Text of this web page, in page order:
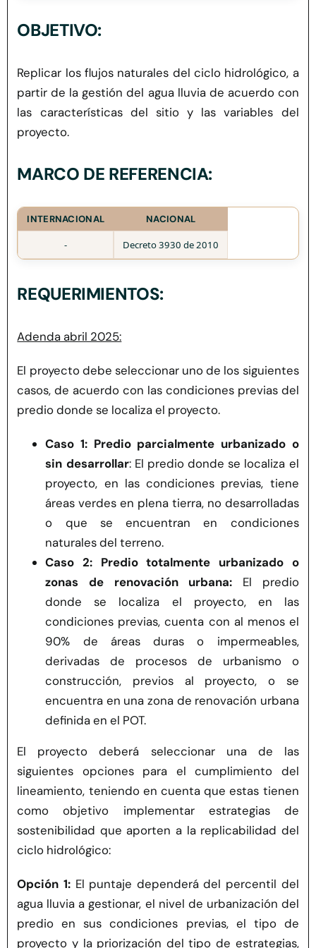
Usuario de Vivienda
OBJETIVO:
Replicar los flujos naturales del ciclo hidrológico, a
partir de la gestión del agua lluvia de acuerdo con
las características del sitio y las variables del
proyecto.
MARCO DE REFERENCIA:
INTERNACIONAL NACIONAL
- Decreto 3930 de 2010
REQUERIMIENTOS:
Adenda abril 2025:
El proyecto debe seleccionar uno de los siguientes
casos, de acuerdo con las condiciones previas del
predio donde se localiza el proyecto.
Caso 1: Predio parcialmente urbanizado o
sin desarrollar: El predio donde se localiza el
proyecto, en las condiciones previas, tiene
áreas verdes en plena tierra, no desarrolladas
o que se encuentran en condiciones
naturales del terreno.
Caso 2: Predio totalmente urbanizado o
zonas de renovación urbana: El predio
donde se localiza el proyecto, en las
condiciones previas, cuenta con al menos el
90% de áreas duras o impermeables,
derivadas de procesos de urbanismo o
construcción, previos al proyecto, o se
encuentra en una zona de renovación urbana
definida en el POT.
El proyecto deberá seleccionar una de las
siguientes opciones para el cumplimiento del
lineamiento, teniendo en cuenta que estas tienen
como objetivo implementar estrategias de
sostenibilidad que aporten a la replicabilidad del
ciclo hidrológico:
Opción 1: El puntaje dependerá del percentil del
agua lluvia a gestionar, el nivel de urbanización del
predio en sus condiciones previas, el tipo de
proyecto y la priorización del tipo de estrategias,